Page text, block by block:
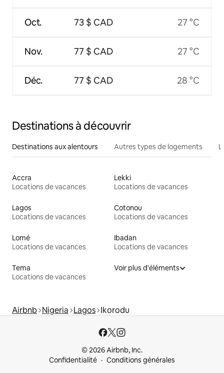
Oct.
Nov.
Déc.
73 $ CAD
77 $ CAD
77 $ CAD
27 °C
27 °C
28 °C
Destinations à découvrir
Destinations aux alentours Autres types de logements
Accra
Locations de vacances
Lekki
Locations de vacances
Lagos
Locations de vacances
Cotonou
Locations de vacances
Lomé
Locations de vacances
Ibadan
Locations de vacances
Tema
Locations de vacances
Voir plus d'éléments
Airbnb Nigeria Lagos Ikorodu
© 2026 Airbnb, Inc.
Confidentialité
Conditions générales